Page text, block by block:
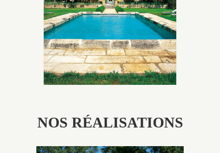
utilisés pour garder un aspect ancien, retrouver une
patine naturelle ou créer un ornement de pierres de
taille.
NOS RÉALISATIONS